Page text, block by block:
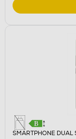
SMARTPHONE DUAL